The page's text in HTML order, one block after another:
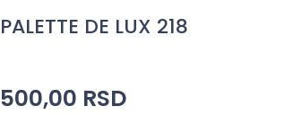
PALETTE DE LUX 218
500,00 RSD